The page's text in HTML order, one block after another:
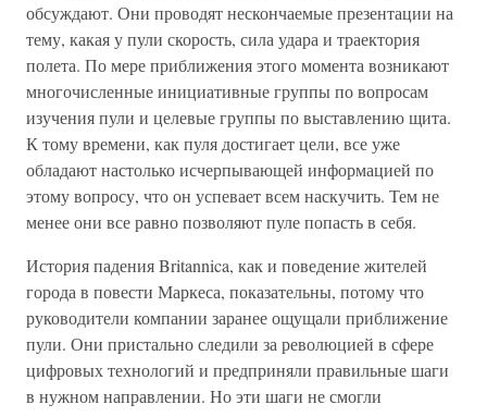
обсуждают. Они проводят нескончаемые презентации на
тему, какая у пули скорость, сила удара и траектория
полета. По мере приближения этого момента возникают
многочисленные инициативные группы по вопросам
изучения пули и целевые группы по выставлению щита.
К тому времени, как пуля достигает цели, все уже
обладают настолько исчерпывающей информацией по
этому вопросу, что он успевает всем наскучить. Тем не
менее они все равно позволяют пуле попасть в себя.
История падения Britannica, как и поведение жителей
города в повести Маркеса, показательны, потому что
руководители компании заранее ощущали приближение
пули. Они пристально следили за революцией в сфере
цифровых технологий и предприняли правильные шаги
в нужном направлении. Но эти шаги не смогли